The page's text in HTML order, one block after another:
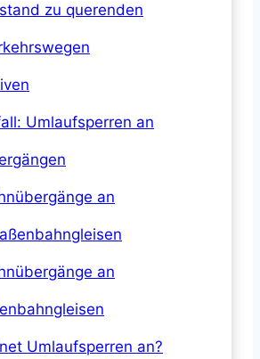
zu querenden
Umlaufsperren an
an
an
Umlaufsperren an?